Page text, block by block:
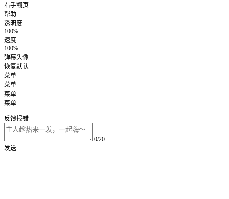
右手翻页
帮助
透明度
100%
速度
100%
弹幕头像
恢复默认
菜单
菜单
菜单
菜单
反馈报错
0/20
发送